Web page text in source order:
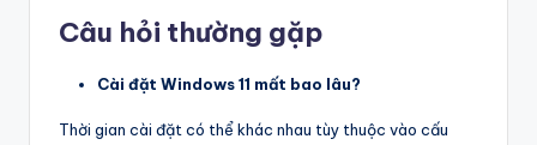
Câu hỏi thường gặp
Cài đặt Windows 11 mất bao lâu?
Thời gian cài đặt có thể khác nhau tùy thuộc vào cấu